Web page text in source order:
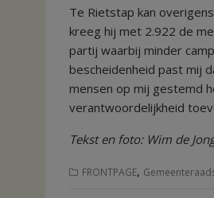
Te Rietstap kan
kreeg hij met 2.922 de
partij waarbij minder
bescheidenheid past mij
mensen op mij gestemd
verantwoordelijkheid
Tekst en foto: Wim de
FRONTPAGE,